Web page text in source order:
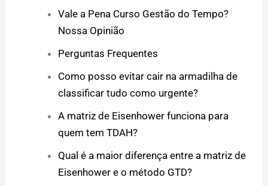
Vale a Pena Curso Gestão do Tempo?
Nossa Opinião
Perguntas Frequentes
Como posso evitar cair na armadilha de
classificar tudo como urgente?
A matriz de Eisenhower funciona para
quem tem TDAH?
Qual é a maior diferença entre a matriz de
Eisenhower e o método GTD?